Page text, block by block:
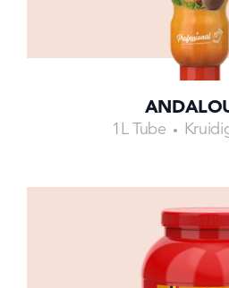
1L Tube